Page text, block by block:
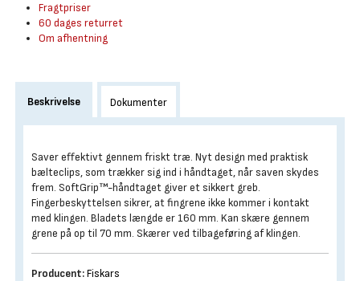
Fragtpriser
60 dages returret
Om afhentning
Beskrivelse Dokumenter
Saver effektivt gennem friskt træ. Nyt design med praktisk
bælteclips, som trækker sig ind i håndtaget, når saven skydes
frem. SoftGrip™-håndtaget giver et sikkert greb.
Fingerbeskyttelsen sikrer, at fingrene ikke kommer i kontakt
med klingen. Bladets længde er 160 mm. Kan skære gennem
grene på op til 70 mm. Skærer ved tilbageføring af klingen.
Producent:Fiskars